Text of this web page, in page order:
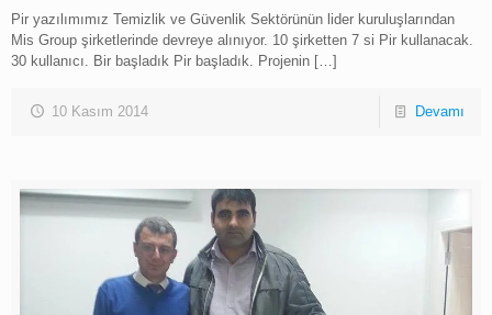
Pir yazılımımız Temizlik ve Güvenlik Sektörünün lider kuruluşlarından
Mis Group şirketlerinde devreye alınıyor. 10 şirketten 7 si Pir kullanacak.
30 kullanıcı. Bir başladık Pir başladık. Projenin […]
10 Kasım 2014 Devamı